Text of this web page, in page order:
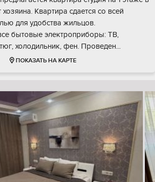
Квартира сдается со всей
для удобства жильцов.
бытовые электроприборы: ТВ,
холодильник, фен. Проведен...
ПОКАЗАТЬ НА КАРТЕ